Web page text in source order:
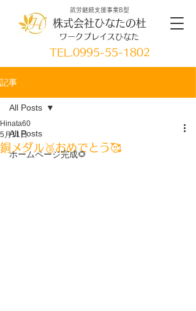
就労継続支援事業B型
株式会社ひなたの杜
ワークプレイスひなた
TEL. 0995-55-1802
記事
All Posts
ホームページ完成🌻
All Posts
銅メダル🥉おめでとう🥰
Hinata60
5月11日